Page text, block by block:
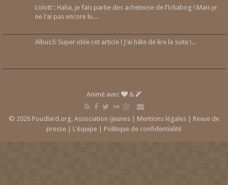
Lolott': Haha, je fais partie des acheteuse de l’Ickabog ! Mais je
ne l'ai pas encore lu....
Albus5: Super idée cet article ! J'ai hâte de lire la suite !...
Animé avec &
© 2026 Poudlard.org, Association iJeunes | Mentions légales
Revue de
presse
L'équipe Politique de confidentialité